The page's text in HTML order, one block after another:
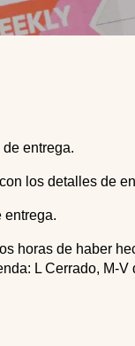
entrega.
los detalles de
entrega.
horas de haber
L Cerrado, M-V